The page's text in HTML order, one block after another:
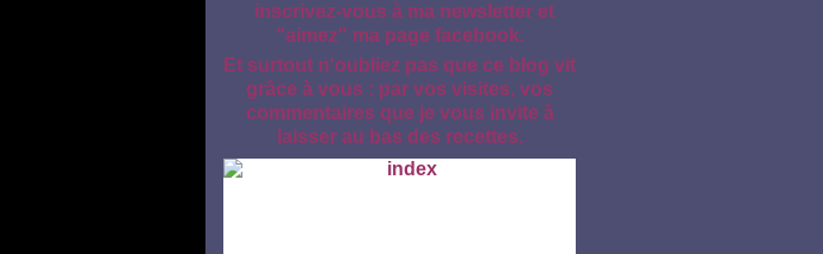
inscrivez-vous à ma newsletter et
"aimez" ma page facebook.
Et surtout n'oubliez pas que ce blog vit
grâce à vous : par vos visites, vos
commentaires que je vous invite à
laisser au bas des recettes.